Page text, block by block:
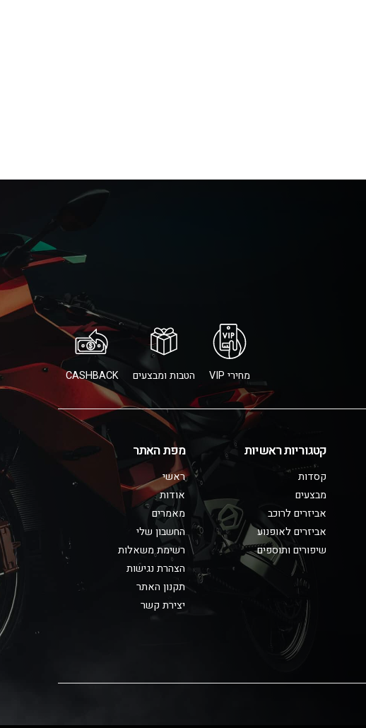
מחירי VIP הטבות ומבצעים CASHBACK
קטגוריות ראשיות
קסדות
מבצעים
אביזרים לרוכב
אביזרים לאופנוע
שיפורים ותוספים
מפת האתר
ראשי
אודות
מאמרים
החשבון שלי
רשימת משאלות
הצהרת נגישות
תקנון האתר
יצירת קשר